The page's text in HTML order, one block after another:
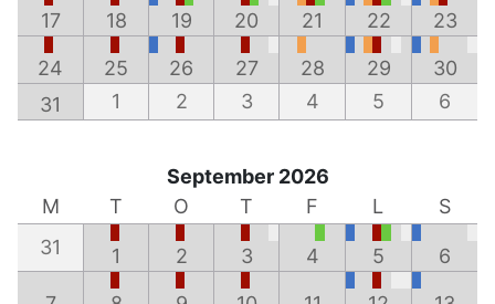
17 18 19 20 21 22 23
24 25 26 27 28 29
30
31
1 2 3 4 5 6
September 2026
M
T O T F L
S
31
1 2 3 4 5 6